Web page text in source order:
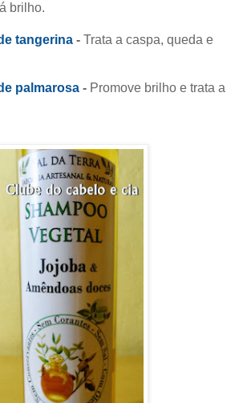
brilho.
tangerina - Trata a caspa, queda e
palmarosa - Promove brilho e trata a